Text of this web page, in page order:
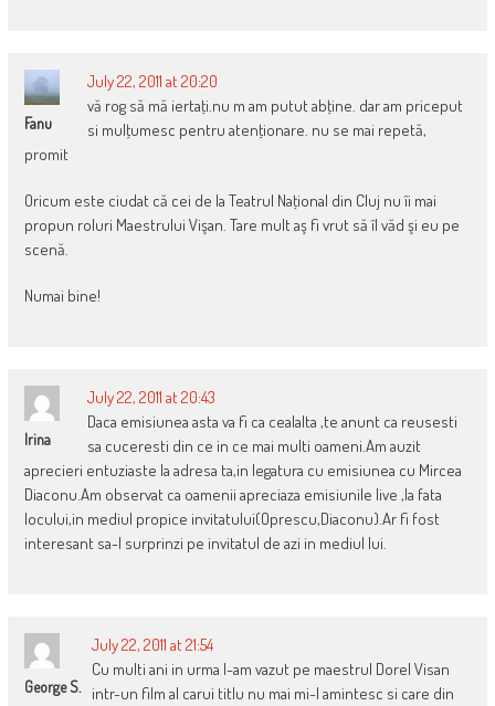
Fanu
July 22, 2011 at 20:20
vă rog să mă iertaţi.nu m am putut abţine. dar am priceput
si mulţumesc pentru atenţionare. nu se mai repetă,
promit
Oricum este ciudat că cei de la Teatrul Naţional din Cluj nu îi mai
propun roluri Maestrului Vişan. Tare mult aş fi vrut să îl văd şi eu pe
scenă.
Numai bine!
Irina
July 22, 2011 at 20:43
Daca emisiunea asta va fi ca cealalta ,te anunt ca reusesti
sa cuceresti din ce in ce mai multi oameni.Am auzit
aprecieri entuziaste la adresa ta,in legatura cu emisiunea cu Mircea
Diaconu.Am observat ca oamenii apreciaza emisiunile live ,la fata
locului,in mediul propice invitatului(Oprescu,Diaconu).Ar fi fost
interesant sa-l surprinzi pe invitatul de azi in mediul lui.
George S.
July 22, 2011 at 21:54
Cu multi ani in urma l-am vazut pe maestrul Dorel Visan
intr-un film al carui titlu nu mai mi-l amintesc si care din